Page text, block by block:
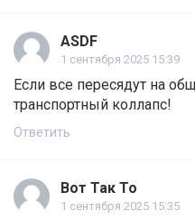
ASDF
1 сентября 2025 15:39
Если все пересядут на
транспортный коллапс!
Ответить
Вот Так То
1 сентября 2025 15:35